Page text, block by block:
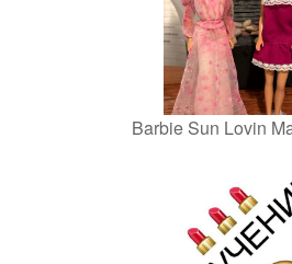
Barbie Sun Lovin